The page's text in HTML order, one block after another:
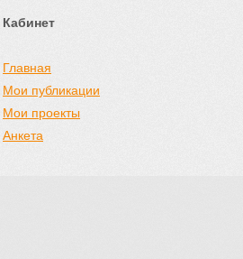
Кабинет
Главная
Мои публикации
Мои проекты
Анкета